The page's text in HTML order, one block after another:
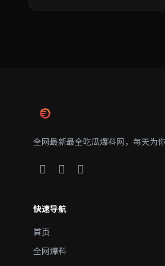
全网最新最全吃瓜爆料网，每天为
快速导航
首页
全网爆料